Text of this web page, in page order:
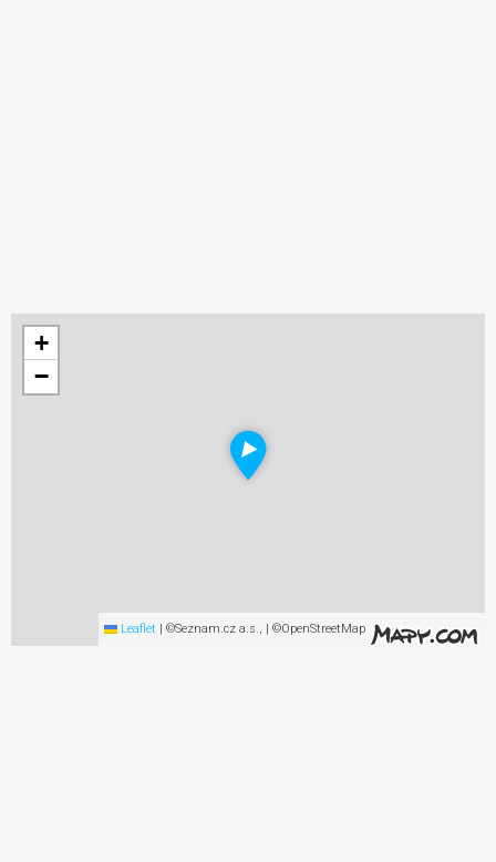
+
−
Leaflet | ©Seznam.cz a.s., | ©OpenStreetMap